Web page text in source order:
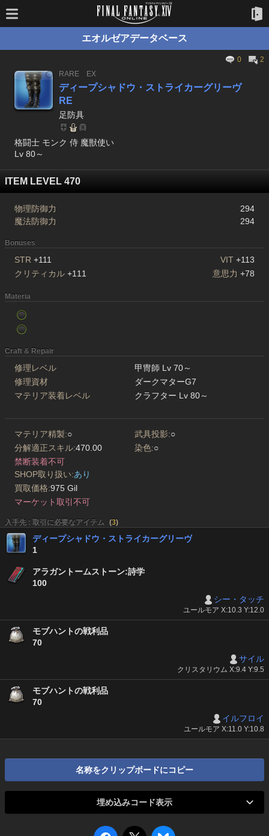
エオルゼアデータベース
0
2
RARE
EX
ディープシャドウ・ストライカーグリーヴ
RE
足防具
格闘士 モンク 侍 魔獣使い
Lv 80～
ITEM LEVEL 470
物理防御力
294
魔法防御力
294
Bonuses
STR +111 VIT +113
クリティカル +111 意思力 +78
Materia
Craft & Repair
修理レベル
甲冑師 Lv 70～
修理資材
ダークマターG7
マテリア装着レベル
クラフター Lv 80～
マテリア精製:○ 武具投影:○
分解適正スキル:470.00 染色:○
禁断装着不可
SHOP取り扱い:あり
買取価格:975 Gil
マーケット取引不可
入手先 : 取引に必要なアイテム (3)
ディープシャドウ・ストライカーグリーヴ
1
アラガントームストーン:詩学
100
シー・タッチ
ユールモア X:10.3 Y:12.0
モブハントの戦利品
70
サイル
クリスタリウム X:9.4 Y:9.5
モブハントの戦利品
70
イルフロイ
ユールモア X:11.0 Y:10.8
名称をクリップボードにコピー
埋め込みコード表示